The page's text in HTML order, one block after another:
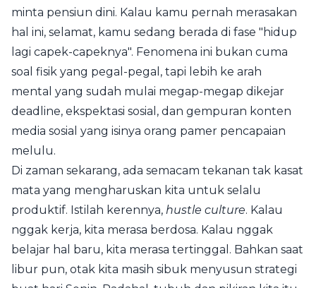
minta pensiun dini. Kalau kamu pernah merasakan
hal ini, selamat, kamu sedang berada di fase "hidup
lagi capek-capeknya". Fenomena ini bukan cuma
soal fisik yang pegal-pegal, tapi lebih ke arah
mental yang sudah mulai megap-megap dikejar
deadline, ekspektasi sosial, dan gempuran konten
media sosial yang isinya orang pamer pencapaian
melulu.
Di zaman sekarang, ada semacam tekanan tak kasat
mata yang mengharuskan kita untuk selalu
produktif. Istilah kerennya, hustle culture. Kalau
nggak kerja, kita merasa berdosa. Kalau nggak
belajar hal baru, kita merasa tertinggal. Bahkan saat
libur pun, otak kita masih sibuk menyusun strategi